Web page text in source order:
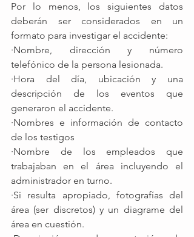
Por lo menos, los siguientes datos
deberán ser considerados en un
formato para investigar el accidente:
·Nombre, dirección y número
telefónico de la persona lesionada.
·Hora del día, ubicación y una
descripción de los eventos que
generaron el accidente.
·Nombres e información de contacto
de los testigos
·Nombre de los empleados que
trabajaban en el área incluyendo el
administrador en turno.
·Si resulta apropiado, fotografías del
área (ser discretos) y un diagrame del
área en cuestión.